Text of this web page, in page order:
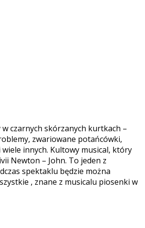
w czarnych skórzanych kurtkach –
zwariowane potańcówki,
innych. Kultowy musical, który
Newton – John. To jeden z
spektaklu będzie można
, znane z musicalu piosenki w